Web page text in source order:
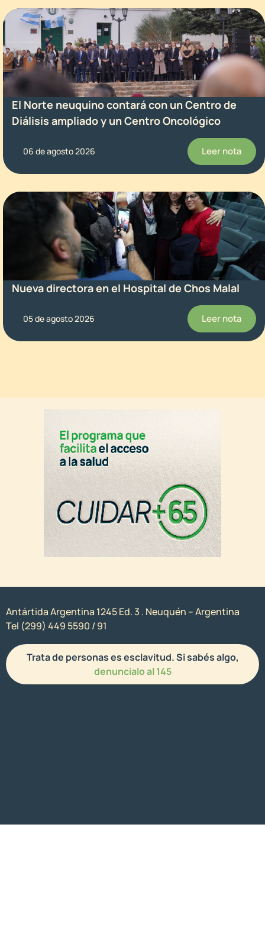
El Norte neuquino contará con un Centro de
Diálisis ampliado y un Centro Oncológico
06 de agosto 2026 Leer nota
Nueva directora en el Hospital de Chos Malal
05 de agosto 2026 Leer nota
Antártida Argentina 1245 Ed. 3 . Neuquén – Argentina
Tel (299) 449 5590 / 91
Trata de personas es esclavitud. Si sabés algo,
denuncialo al 145